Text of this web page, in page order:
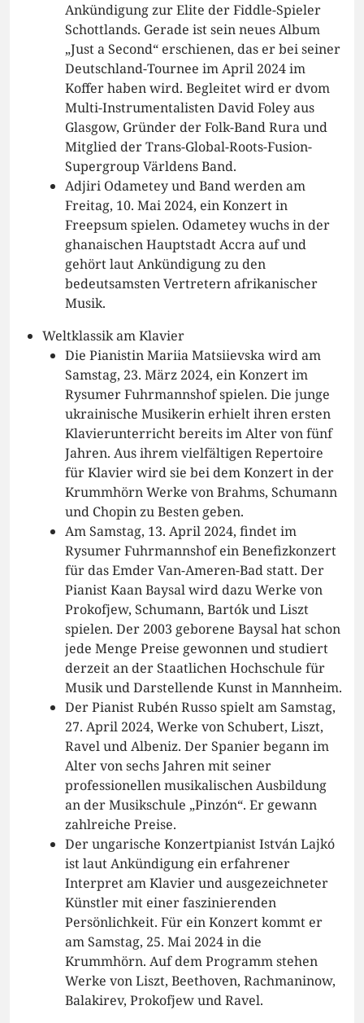
Ankündigung zur Elite der Fiddle-Spieler
Schottlands. Gerade ist sein neues Album
„Just a Second“ erschienen, das er bei seiner
Deutschland-Tournee im April 2024 im
Koffer haben wird. Begleitet wird er dvom
Multi-Instrumentalisten David Foley aus
Glasgow, Gründer der Folk-Band Rura und
Mitglied der Trans-Global-Roots-Fusion-
Supergroup Världens Band.
Adjiri Odametey und Band werden am
Freitag, 10. Mai 2024, ein Konzert in
Freepsum spielen. Odametey wuchs in der
ghanaischen Hauptstadt Accra auf und
gehört laut Ankündigung zu den
bedeutsamsten Vertretern afrikanischer
Musik.
Weltklassik am Klavier
Die Pianistin Mariia Matsiievska wird am
Samstag, 23. März 2024, ein Konzert im
Rysumer Fuhrmannshof spielen. Die junge
ukrainische Musikerin erhielt ihren ersten
Klavierunterricht bereits im Alter von fünf
Jahren. Aus ihrem vielfältigen Repertoire
für Klavier wird sie bei dem Konzert in der
Krummhörn Werke von Brahms, Schumann
und Chopin zu Besten geben.
Am Samstag, 13. April 2024, findet im
Rysumer Fuhrmannshof ein Benefizkonzert
für das Emder Van-Ameren-Bad statt. Der
Pianist Kaan Baysal wird dazu Werke von
Prokofjew, Schumann, Bartók und Liszt
spielen. Der 2003 geborene Baysal hat schon
jede Menge Preise gewonnen und studiert
derzeit an der Staatlichen Hochschule für
Musik und Darstellende Kunst in Mannheim.
Der Pianist Rubén Russo spielt am Samstag,
27. April 2024, Werke von Schubert, Liszt,
Ravel und Albeniz. Der Spanier begann im
Alter von sechs Jahren mit seiner
professionellen musikalischen Ausbildung
an der Musikschule „Pinzón“. Er gewann
zahlreiche Preise.
Der ungarische Konzertpianist István Lajkó
ist laut Ankündigung ein erfahrener
Interpret am Klavier und ausgezeichneter
Künstler mit einer faszinierenden
Persönlichkeit. Für ein Konzert kommt er
am Samstag, 25. Mai 2024 in die
Krummhörn. Auf dem Programm stehen
Werke von Liszt, Beethoven, Rachmaninow,
Balakirev, Prokofjew und Ravel.